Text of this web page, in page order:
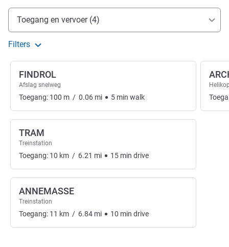
Toegang en transport
Toegang en vervoer (4)
Filters
FINDROL
Afslag snelweg
Toegang: 100 m / 0.06 mi 5 min walk
TRAM
Treinstation
Toegang: 10 km / 6.21 mi 15 min drive
ANNEMASSE
Treinstation
Toegang: 11 km / 6.84 mi 10 min drive